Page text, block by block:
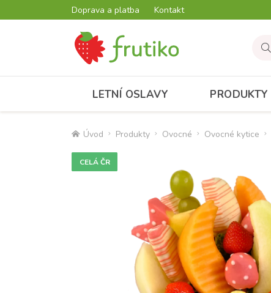
Doprava a platba Kontakt
LETNÍ OSLAVY PRODUKTY
Úvod Produkty Ovocné Ovocné kytice
CELÁ ČR